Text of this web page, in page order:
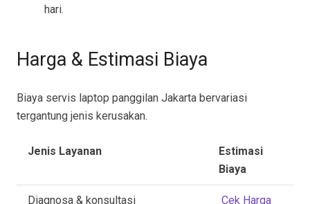
hari.
Harga & Estimasi Biaya
Biaya servis laptop panggilan Jakarta bervariasi
tergantung jenis kerusakan.
Jenis Layanan
Estimasi
Biaya
Diagnosa & konsultasi Cek Harga